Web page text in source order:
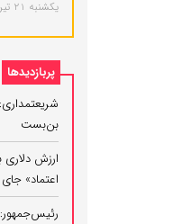
یکشنبه 21 تیر 1405
پربازدیدها
بن‌بست
اعتماد»
رئیس‌جمهور: